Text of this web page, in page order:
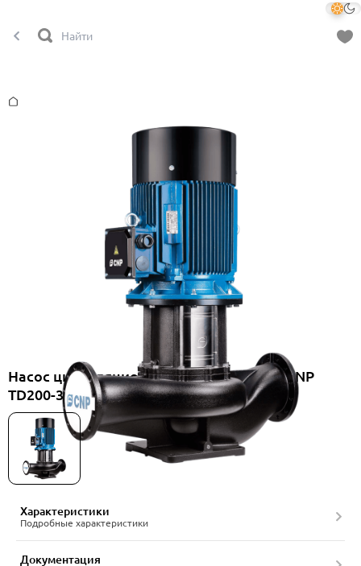
Насос циркуляционный вертикальный CNP
TD200-32/4SWHTB
Характеристики
Подробные характеристики
Документация